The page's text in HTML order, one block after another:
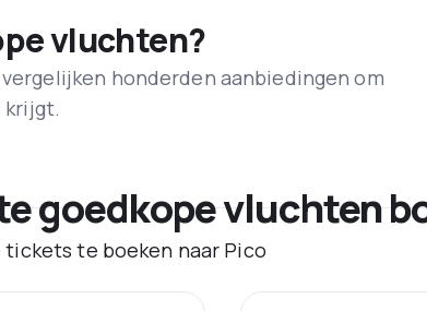
vluchten?
honderden aanbiedingen om
krijgt.
goedkope vluchten
te boeken naar Pico